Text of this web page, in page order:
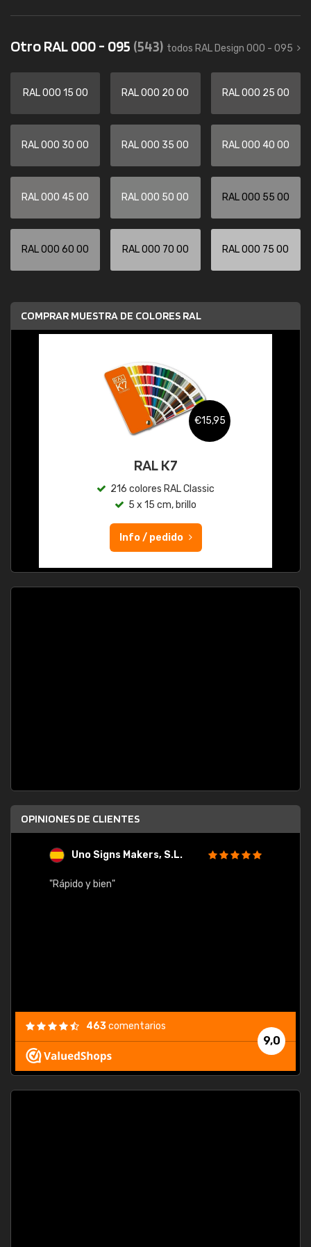
Otro RAL 000 - 095 (543) todos RAL Design 000 - 095
RAL 000 15 00 RAL 000 20 00 RAL 000 25 00
RAL 000 30 00 RAL 000 35 00 RAL 000 40 00
RAL 000 45 00 RAL 000 50 00 RAL 000 55 00
RAL 000 60 00 RAL 000 70 00 RAL 000 75 00
COMPRAR MUESTRA DE COLORES RAL
€15,95
RAL K7
216 colores RAL Classic
5 x 15 cm, brillo
Info / pedido
OPINIONES DE CLIENTES
Uno Signs Makers, S.L.
"Rápido y bien"
9,0
463comentarios